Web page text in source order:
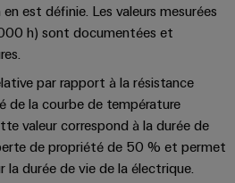
est définie. Les valeurs mesurées
h) sont documentées et
par rapport à la résistance
de la courbe de température
valeur correspond à la durée de
de propriété de 50 % et permet
la durée de vie de la électrique.